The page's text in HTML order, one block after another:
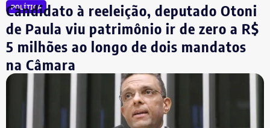
redução da burocracia e o fortalecimento dos pequenos
empreendedores.
O economista também ocupava a vice-presidência da
Sociedade Nacional de Agricultura; integrava a Academia
Nacional de Agricultura; e era membro do Instituto Brasileiro
de Economia, da Fundação Getulio Vargas (FGV).
POLÍTICA
Candidato à reeleição, deputado Otoni
de Paula viu patrimônio ir de zero a R$
5 milhões ao longo de dois mandatos
na Câmara